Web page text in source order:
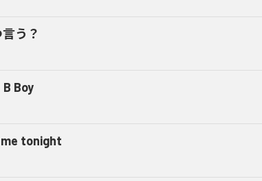
う？
Boy
tonight